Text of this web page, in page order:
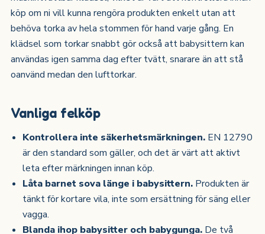
köp om ni vill kunna rengöra produkten enkelt utan att
behöva torka av hela stommen för hand varje gång. En
klädsel som torkar snabbt gör också att babysittern kan
användas igen samma dag efter tvätt, snarare än att stå
oanvänd medan den lufttorkar.
Vanliga felköp
Kontrollera inte säkerhetsmärkningen. EN 12790
är den standard som gäller, och det är värt att aktivt
leta efter märkningen innan köp.
Låta barnet sova länge i babysittern. Produkten är
tänkt för kortare vila, inte som ersättning för säng eller
vagga.
Blanda ihop babysitter och babygunga. De två